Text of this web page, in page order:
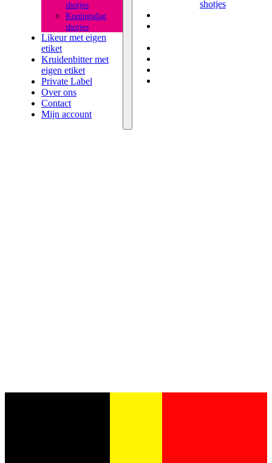
shotjes
Koningsdag
shotjes
Likeur met eigen
etiket
Kruidenbitter met
eigen etiket
Private Label
Over ons
Contact
Mijn account
shotjes